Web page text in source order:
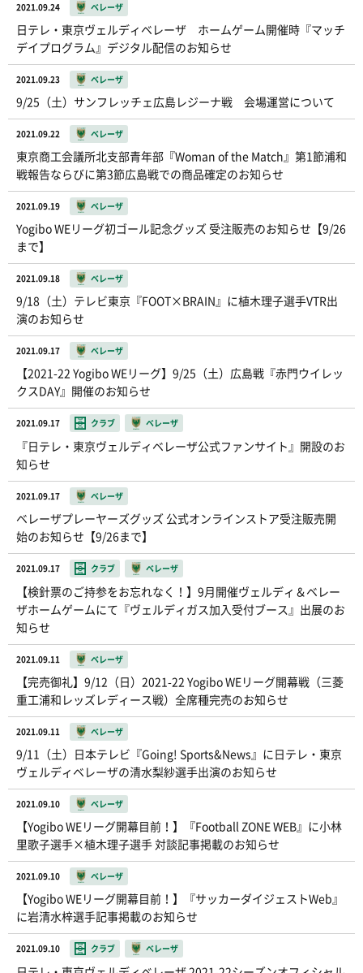
2021.09.24 ベレーザ
日テレ・東京ヴェルディベレーザ ホームゲーム開催時『マッチ
デイプログラム』デジタル配信のお知らせ
2021.09.23 ベレーザ
9/25（土）サンフレッチェ広島レジーナ戦 会場運営について
2021.09.22 ベレーザ
東京商工会議所北支部青年部『Woman of the Match』第1節浦和
戦報告ならびに第3節広島戦での商品確定のお知らせ
2021.09.19 ベレーザ
Yogibo WEリーグ初ゴール記念グッズ 受注販売のお知らせ【9/26
まで】
2021.09.18 ベレーザ
9/18（土）テレビ東京『FOOT×BRAIN』に植木理子選手VTR出
演のお知らせ
2021.09.17 ベレーザ
【2021-22 Yogibo WEリーグ】9/25（土）広島戦『赤門ウイレッ
クスDAY』開催のお知らせ
2021.09.17 クラブ ベレーザ
『日テレ・東京ヴェルディベレーザ公式ファンサイト』開設のお
知らせ
2021.09.17 ベレーザ
ベレーザプレーヤーズグッズ 公式オンラインストア受注販売開
始のお知らせ【9/26まで】
2021.09.17 クラブ ベレーザ
【検針票のご持参をお忘れなく！】9月開催ヴェルディ＆ベレー
ザホームゲームにて『ヴェルディガス加入受付ブース』出展のお
知らせ
2021.09.11 ベレーザ
【完売御礼】9/12（日）2021-22 Yogibo WEリーグ開幕戦（三菱
重工浦和レッズレディース戦）全席種完売のお知らせ
2021.09.11 ベレーザ
9/11（土）日本テレビ『Going! Sports&News』に日テレ・東京
ヴェルディベレーザの清水梨紗選手出演のお知らせ
2021.09.10 ベレーザ
【Yogibo WEリーグ開幕目前！】『Football ZONE WEB』に小林
里歌子選手×植木理子選手 対談記事掲載のお知らせ
2021.09.10 ベレーザ
【Yogibo WEリーグ開幕目前！】『サッカーダイジェストWeb』
に岩清水梓選手記事掲載のお知らせ
2021.09.10 クラブ ベレーザ